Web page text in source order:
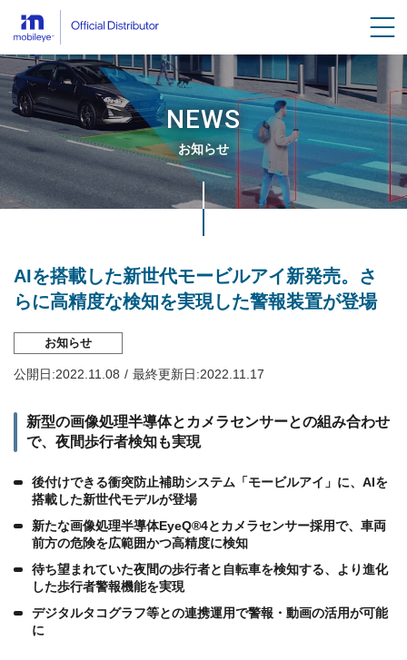
NEWS
お知らせ
Breadcrumbs
AIを搭載した新世代モービルアイ新発売。さ
らに高精度な検知を実現した警報装置が登場
お知らせ
公開日:2022.11.08 最終更新日:2022.11.17
新型の画像処理半導体とカメラセンサーとの組み合わせ
で、夜間歩行者検知も実現
後付けできる衝突防止補助システム「モービルアイ」に、AIを
搭載した新世代モデルが登場
新たな画像処理半導体EyeQ®4とカメラセンサー採用で、車両
前方の危険を広範囲かつ高精度に検知
待ち望まれていた夜間の歩行者と自転車を検知する、より進化
した歩行者警報機能を実現
デジタルタコグラフ等との連携運用で警報・動画の活用が可能
に